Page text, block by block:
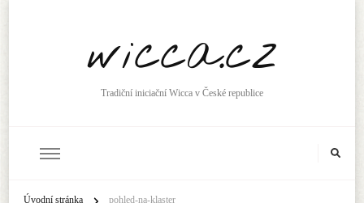
wicca.cz
Tradiční iniciační Wicca v České republice
Úvodní stránka pohled-na-klaster